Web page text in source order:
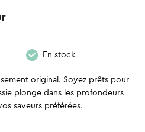
En stock
original. Soyez prêts pour
plonge dans les profondeurs
saveurs préférées.